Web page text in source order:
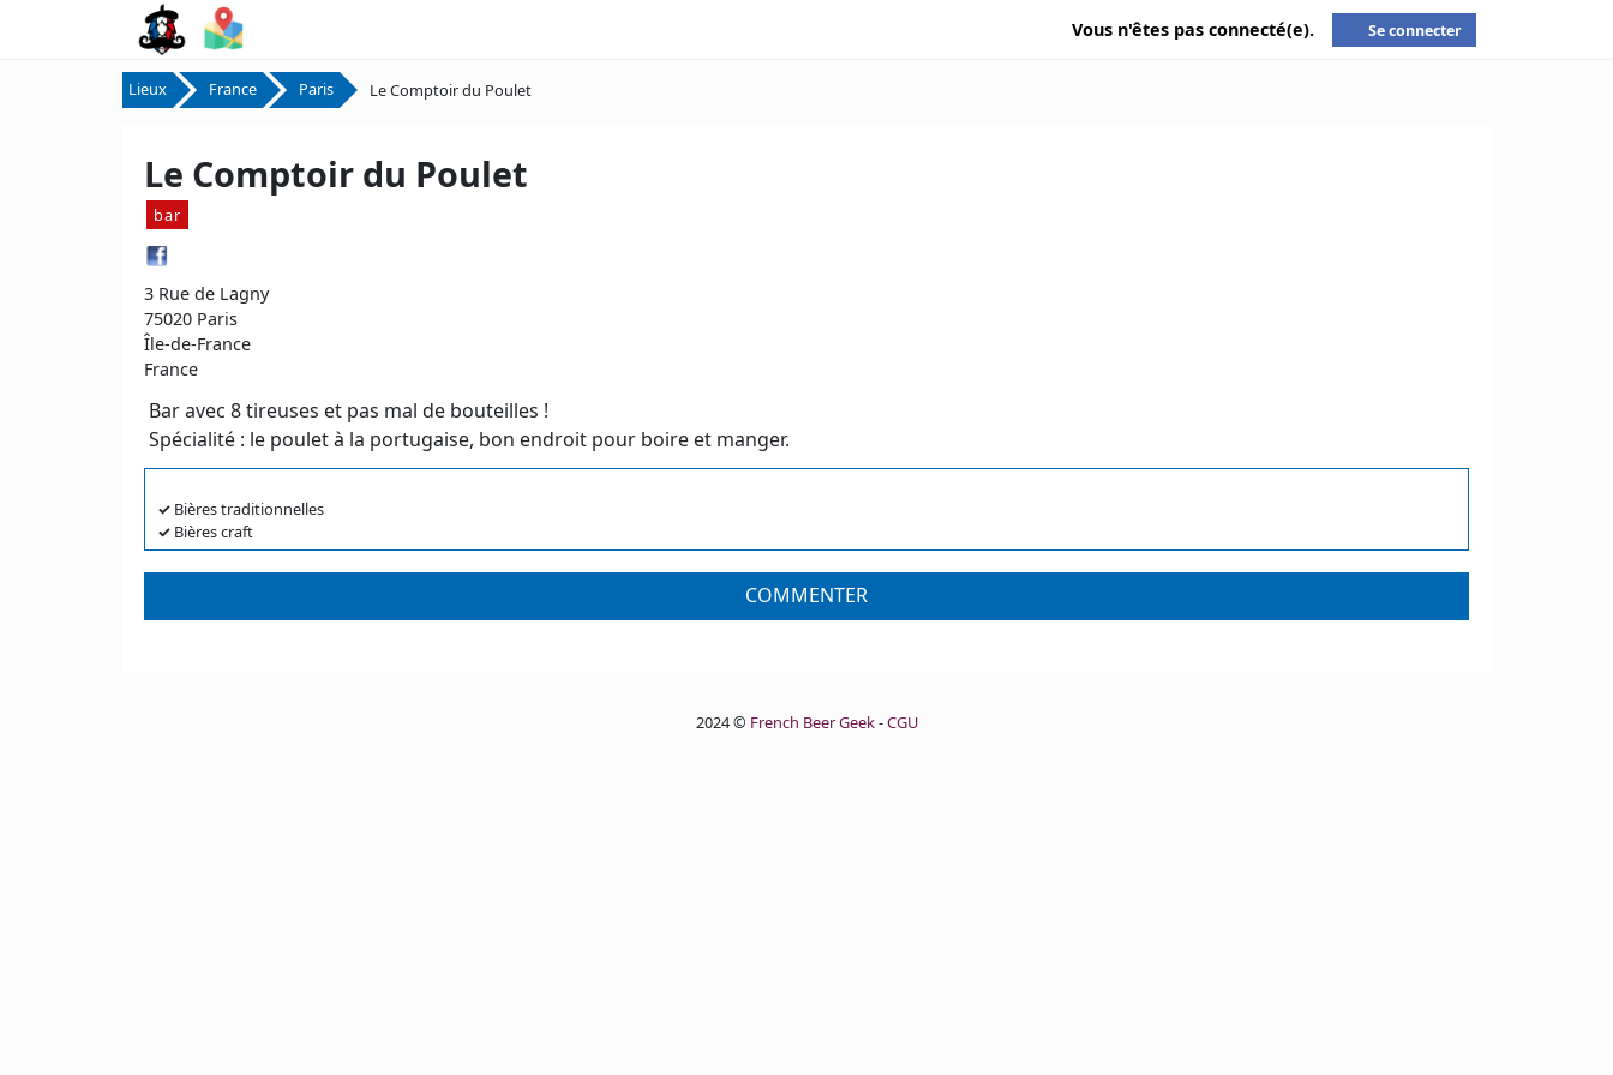
Vous n'êtes pas connecté(e). Se connecter
Lieux France Paris Le Comptoir du Poulet
Le Comptoir du Poulet
bar
3 Rue de Lagny
75020 Paris
Île-de-France
France
Bar avec 8 tireuses et pas mal de bouteilles !
Spécialité : le poulet à la portugaise, bon endroit pour boire et manger.
✓ Bières traditionnelles
✓ Bières craft
COMMENTER
2024 © French Beer Geek-CGU